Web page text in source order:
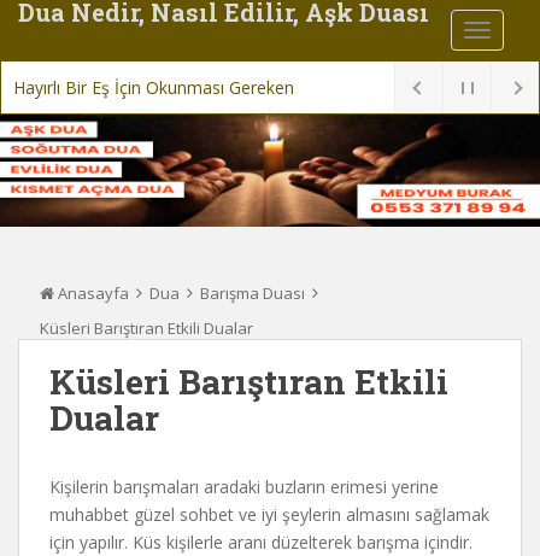
Dua Nedir, Nasıl Edilir, Aşk Duası
Hayırlı Bir Eş İçin Okunması Gereken Dua
Anasayfa Dua
Barışma Duası
Küsleri Barıştıran Etkili Dualar
Küsleri Barıştıran Etkili
Dualar
Kişilerin barışmaları aradaki buzların erimesi yerine
muhabbet güzel sohbet ve iyi şeylerin almasını sağlamak
için yapılır. Küs kişilerle aranı düzelterek barışma içindir.